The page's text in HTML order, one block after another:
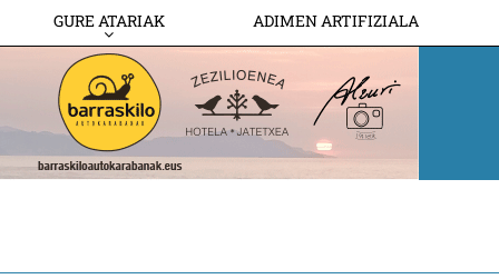
GURE ATARIAK ADIMEN ARTIFIZIALA